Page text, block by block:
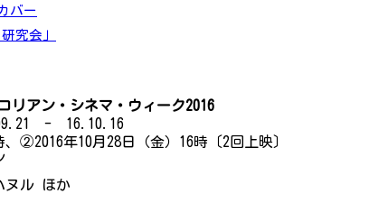
バー
究会」
リアン・シネマ・ウィーク2016
- 16.10.16
②2016年10月28日（金）16時〔2回上映〕
ヌル ほか